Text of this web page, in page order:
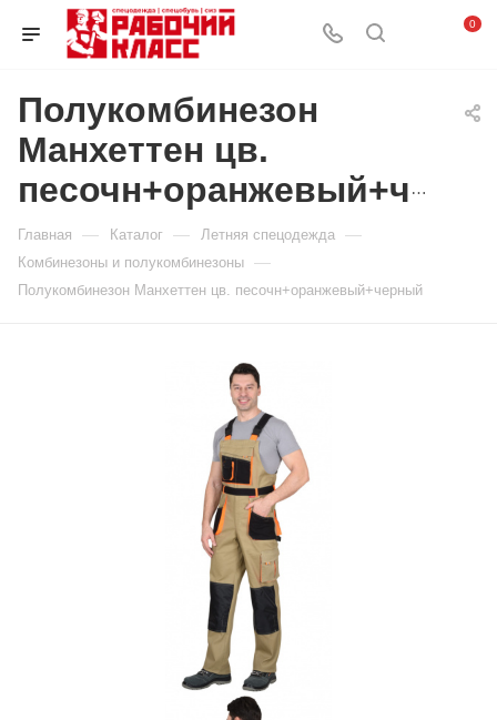
0
Полукомбинезон
Манхеттен цв.
песочн+оранжевый+черный
Главная — Каталог — Летняя спецодежда —
Комбинезоны и полукомбинезоны —
Полукомбинезон Манхеттен цв. песочн+оранжевый+черный